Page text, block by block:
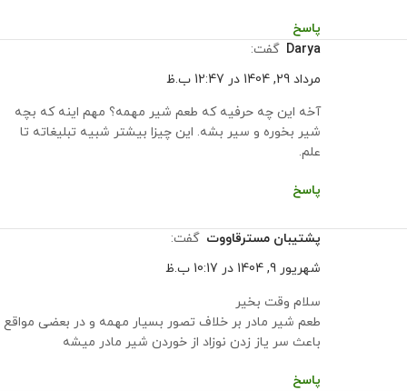
پاسخ
darya
گفت:
مرداد 29, 1404 در 12:47 ب.ظ
آخه این چه حرفیه که طعم شیر مهمه؟ مهم اینه که بچه
شیر بخوره و سیر بشه. این چیزا بیشتر شبیه تبلیغاته تا
علم.
پاسخ
پشتیبان مسترقاووت گفت:
شهریور 9, 1404 در 10:17 ب.ظ
سلام وقت بخیر
طعم شیر مادر بر خلاف تصور بسیار مهمه و در بعضی مواقع
باعث سر یاز زدن نوزاد از خوردن شیر مادر میشه
پاسخ